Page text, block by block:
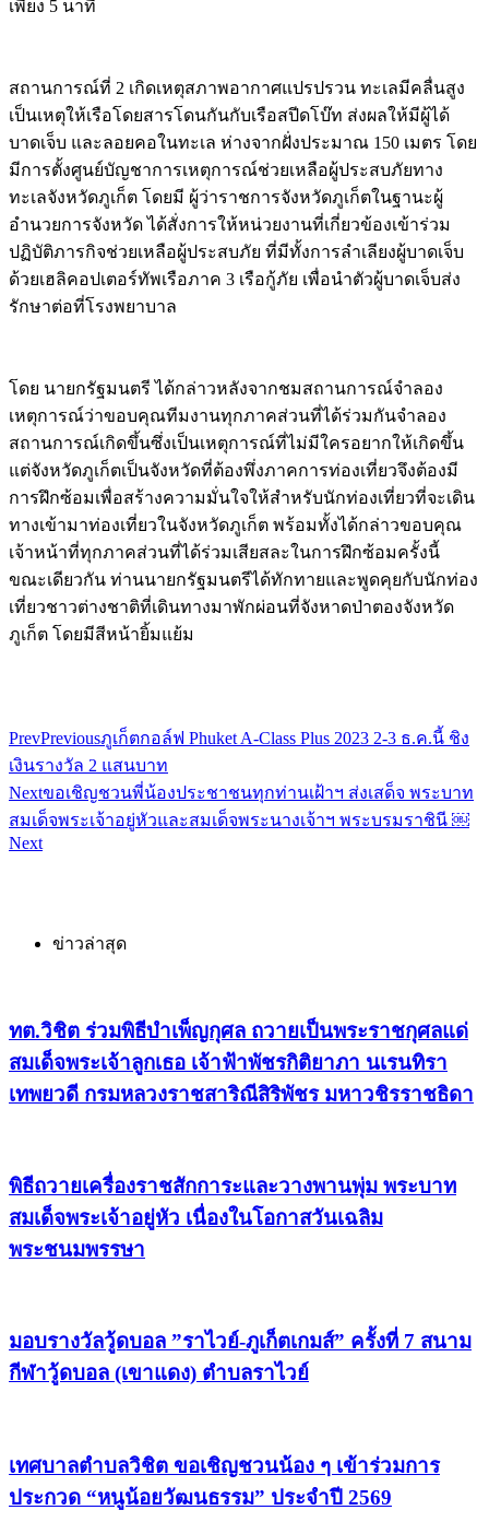
เพียง 5 นาที
สถานการณ์ที่ 2 เกิดเหตุสภาพอากาศแปรปรวน ทะเลมีคลื่นสูง
เป็นเหตุให้เรือโดยสารโดนกันกับเรือสปีดโบ๊ท ส่งผลให้มีผู้ได้
บาดเจ็บ และลอยคอในทะเล ห่างจากฝั่งประมาณ 150 เมตร โดย
มีการตั้งศูนย์บัญชาการเหตุการณ์ช่วยเหลือผู้ประสบภัยทาง
ทะเลจังหวัดภูเก็ต โดยมี ผู้ว่าราชการจังหวัดภูเก็ตในฐานะผู้
อำนวยการจังหวัด ได้สั่งการให้หน่วยงานที่เกี่ยวข้องเข้าร่วม
ปฏิบัติภารกิจช่วยเหลือผู้ประสบภัย ที่มีทั้งการลำเลียงผู้บาดเจ็บ
ด้วยเฮลิคอปเตอร์ทัพเรือภาค 3 เรือกู้ภัย เพื่อนำตัวผู้บาดเจ็บส่ง
รักษาต่อที่โรงพยาบาล
โดย นายกรัฐมนตรี ได้กล่าวหลังจากชมสถานการณ์จำลอง
เหตุการณ์ว่าขอบคุณทีมงานทุกภาคส่วนที่ได้ร่วมกันจำลอง
สถานการณ์เกิดขึ้นซึ่งเป็นเหตุการณ์ที่ไม่มีใครอยากให้เกิดขึ้น
แต่จังหวัดภูเก็ตเป็นจังหวัดที่ต้องพึ่งภาคการท่องเที่ยวจึงต้องมี
การฝึกซ้อมเพื่อสร้างความมั่นใจให้สำหรับนักท่องเที่ยวที่จะเดิน
ทางเข้ามาท่องเที่ยวในจังหวัดภูเก็ต พร้อมทั้งได้กล่าวขอบคุณ
เจ้าหน้าที่ทุกภาคส่วนที่ได้ร่วมเสียสละในการฝึกซ้อมครั้งนี้
ขณะเดียวกัน ท่านนายกรัฐมนตรีได้ทักทายและพูดคุยกับนักท่อง
เที่ยวชาวต่างชาติที่เดินทางมาพักผ่อนที่จังหาดป่าตองจังหวัด
ภูเก็ต โดยมีสีหน้ายิ้มแย้ม
PrevPreviousภูเก็ตกอล์ฟ Phuket A-Class Plus 2023 2-3 ธ.ค.นี้ ชิง
เงินรางวัล 2 แสนบาท
Nextขอเชิญชวนพี่น้องประชาชนทุกท่านเฝ้าฯ ส่งเสด็จ พระบาท
สมเด็จพระเจ้าอยู่หัวและสมเด็จพระนางเจ้าฯ พระบรมราชินี ￼
Next
ข่าวล่าสุด
ทต.วิชิต ร่วมพิธีบำเพ็ญกุศล ถวายเป็นพระราชกุศลแด่
สมเด็จพระเจ้าลูกเธอ เจ้าฟ้าพัชรกิติยาภา นเรนทิรา
เทพยวดี กรมหลวงราชสาริณีสิริพัชร มหาวชิรราชธิดา
พิธีถวายเครื่องราชสักการะและวางพานพุ่ม พระบาท
สมเด็จพระเจ้าอยู่หัว เนื่องในโอกาสวันเฉลิม
พระชนมพรรษา
มอบรางวัลวู้ดบอล ”ราไวย์-ภูเก็ตเกมส์” ครั้งที่ 7 สนาม
กีฬาวู้ดบอล (เขาแดง) ตำบลราไวย์
เทศบาลตำบลวิชิต ขอเชิญชวนน้อง ๆ เข้าร่วมการ
ประกวด “หนูน้อยวัฒนธรรม” ประจำปี 2569